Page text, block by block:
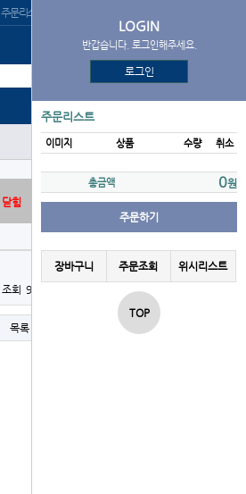
주문리스트
LOGIN
반갑습니다. 로그인해주세요.
로그인
주문리스트
이미지 상품 수량 취소
총금액 0원
주문하기
장바구니 주문조회 위시리스트
TOP
닫힘
조회 993회
목록